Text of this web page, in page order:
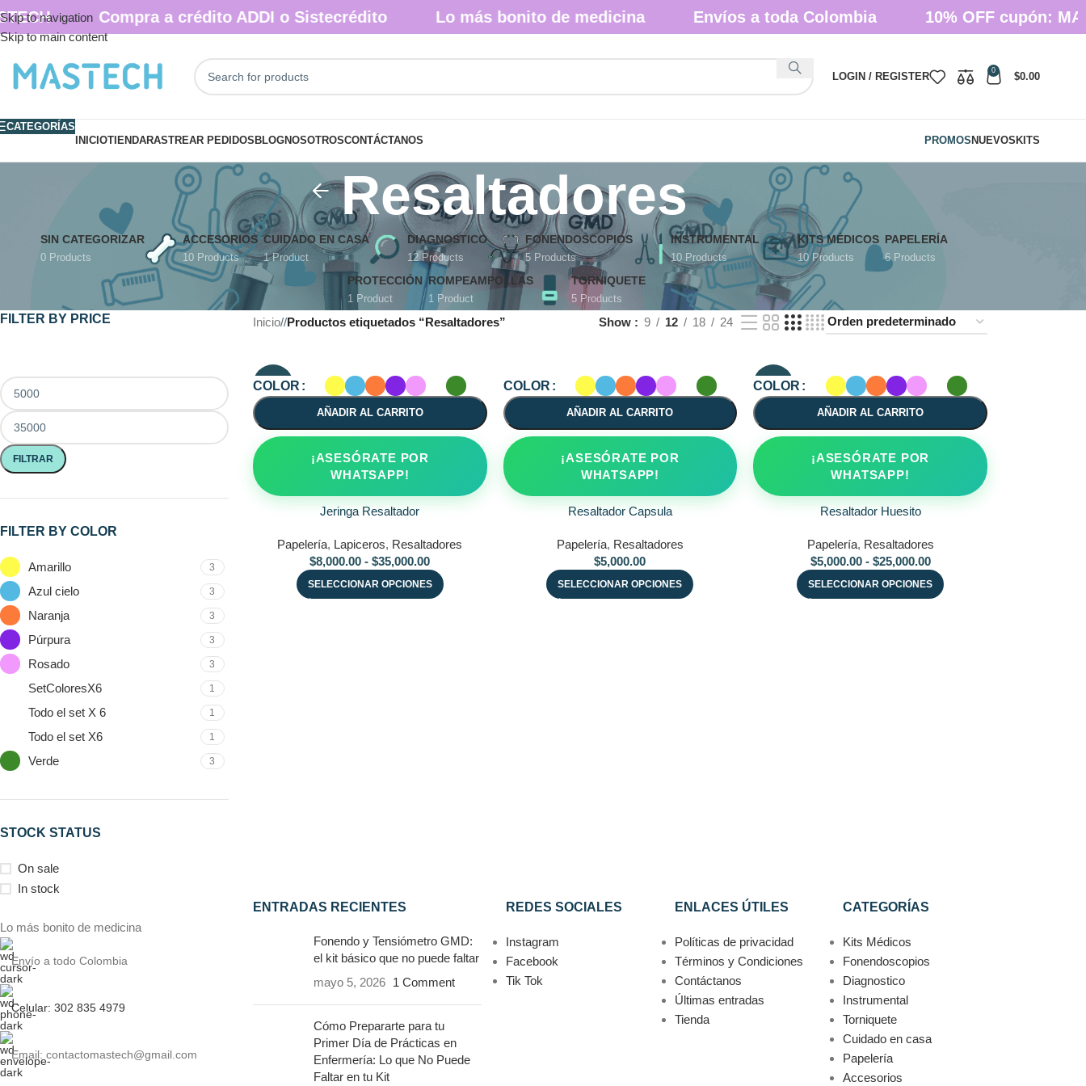
Skip to navigation
Skip to main content
Compra a crédito ADDI o Sistecrédito Lo más bonito de medicina Envíos a toda Colombia 10% OFF cupón:
LOGIN / REGISTER
0
$0.00
CATEGORÍAS
INICIOTIENDARASTREAR PEDIDOS BLOGNOSOTROSCONTÁCTANOS PROMOS NUEVOS KITS
Resaltadores
SIN CATEGORIZAR
0 Products
ACCESORIOS
10 Products
CUIDADO EN CASA
1 Product
DIAGNOSTICO
12 Products
FONENDOSCOPIOS
5 Products
INSTRUMENTAL
10 Products
KITS MÉDICOS
10 Products
PAPELERÍA
6 Products
PROTECCIÓN
1 Product
ROMPEAMPOLLAS
1 Product
TORNIQUETE
5 Products
FILTER BY PRICE
FILTRAR
FILTER BY COLOR
Amarillo 3
Azul cielo 3
Naranja 3
Púrpura 3
Rosado 3
SetColoresX6 1
Todo el set X 6 1
Todo el set X6 1
Verde 3
STOCK STATUS
On sale
In stock
Inicio/ Productos etiquetados “Resaltadores” Show 9 12 18 24
-27%
COLOR
AÑADIR AL CARRITO
¡ASESÓRATE POR
WHATSAPP!
Jeringa Resaltador
Papelería, Lapiceros, Resaltadores
$8,000.00 - $35,000.00
SELECCIONAR OPCIONES
COLOR
AÑADIR AL CARRITO
¡ASESÓRATE POR
WHATSAPP!
Resaltador Capsula
Papelería, Resaltadores
$5,000.00
SELECCIONAR OPCIONES
-40%
COLOR
AÑADIR AL CARRITO
¡ASESÓRATE POR
WHATSAPP!
Resaltador Huesito
Papelería, Resaltadores
$5,000.00 - $25,000.00
SELECCIONAR OPCIONES
Lo más bonito de medicina
Envío a todo Colombia
Celular: 302 835 4979
Email: contactomastech@gmail.com
ENTRADAS RECIENTES
Fonendo y Tensiómetro GMD:
el kit básico que no puede faltar
mayo 5, 2026 1 Comment
Cómo Prepararte para tu
Primer Día de Prácticas en
Enfermería: Lo que No Puede
Faltar en tu Kit
REDES SOCIALES
Instagram
Facebook
Tik Tok
ENLACES ÚTILES
Políticas de privacidad
Términos y Condiciones
Contáctanos
Últimas entradas
Tienda
CATEGORÍAS
Kits Médicos
Fonendoscopios
Diagnostico
Instrumental
Torniquete
Cuidado en casa
Papelería
Accesorios